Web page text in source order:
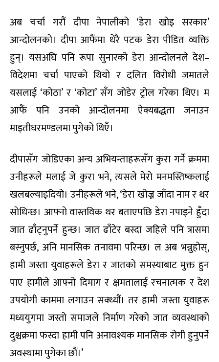
अब चर्चा गरौं दीपा नेपालीको ‘डेरा खोइ सरकार’
आन्दोलनको। दीपा आफैंमा धेरै पटक डेरा पीडित व्यक्ति
हुन्। यसअघि पनि रूपा सुनारको डेरा आन्दोलनले देश–
विदेशमा चर्चा पाएको थियो र दलित विरोधी जमातले
यसलाई ‘कोठा’ र ‘कोटा’ सँग जोडेर ट्रोल गरेका थिए। म
आफैं पनि उनको आन्दोलनमा ऐक्यबद्धता जनाउन
माइतीघरमण्डलमा पुगेको थिएँ।
दीपासँग जोडिएका अन्य अभियन्ताहरूसँग कुरा गर्ने क्रममा
उनीहरूले मलाई जे कुरा भने, त्यसले मेरो मनमस्तिष्कलाई
खलबल्याइदियो। उनीहरूले भने, ‘डेरा खोज्न जाँदा नाम र थर
सोधिन्छ। आफ्नो वास्तविक थर बताएपछि डेरा नपाइने हुँदा
जात ढाँट्नुपर्ने हुन्छ। जात ढाँटेर बस्दा जहिले पनि त्रासमा
बस्नुपर्छ, अनि मानसिक तनावमा परिन्छ। ल अब भन्नुहोस्,
हामी जस्ता युवाहरूले डेरा र जातको समस्याबाट मुक्त हुन
पाए हामीले आफ्नो दिमाग र क्षमतालाई रचनात्मक र देश
उपयोगी काममा लगाउन सक्थ्यौं। तर हामी जस्ता युवाहरू
मध्ययुगमा जस्तो समाजले निर्माण गरेको जात व्यवस्थाको
दुश्चक्रमा फस्दा हामी पनि अनावश्यक मानसिक रोगी हुनुपर्ने
अवस्थामा पुगेका छौं।’